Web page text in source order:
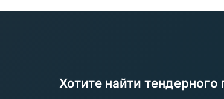
Хотите найти